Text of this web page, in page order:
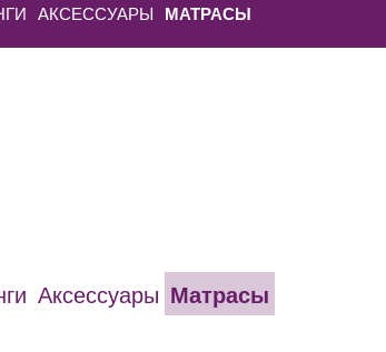
АКСЕССУАРЫ МАТРАСЫ
Аксессуары Матрасы